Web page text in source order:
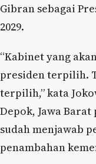
Gibran sebagai
2029.
“Kabinet yang
presiden terpilih.
terpilih,” kata
Depok, Jawa Barat
sudah menjawab
penambahan